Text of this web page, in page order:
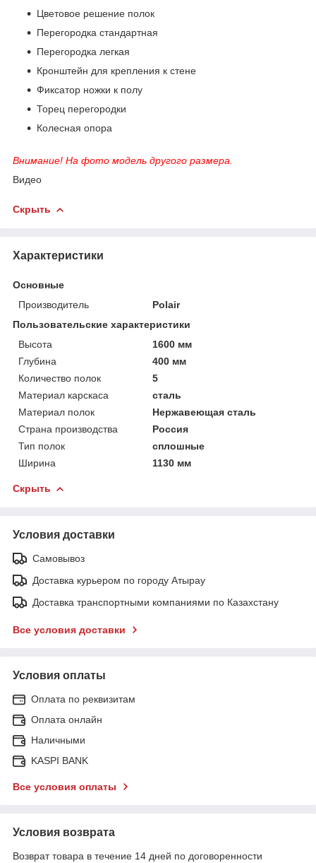
Цветовое решение полок
Перегородка стандартная
Перегородка легкая
Кронштейн для крепления к стене
Фиксатор ножки к полу
Торец перегородки
Колесная опора
Внимание! На фото модель другого размера.
Видео
Скрыть
Характеристики
Основные
Производитель
Polair
Пользовательские характеристики
Высота
1600 мм
Глубина
400 мм
Количество полок
5
Материал карскаса
сталь
Материал полок
Нержавеющая сталь
Страна производства
Россия
Тип полок
сплошные
Ширина
1130 мм
Скрыть
Условия доставки
Самовывоз
Доставка курьером по городу Атырау
Доставка транспортными компаниями по Казахстану
Все условия доставки
Условия оплаты
Оплата по реквизитам
Оплата онлайн
Наличными
KASPI BANK
Все условия оплаты
Условия возврата
Возврат товара в течение 14 дней по договоренности